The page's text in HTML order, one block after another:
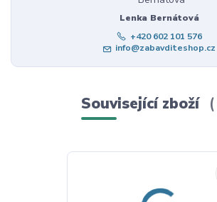
Lenka Bernátová
+420 602 101 576
info@zabavditeshop.cz
Související zboží